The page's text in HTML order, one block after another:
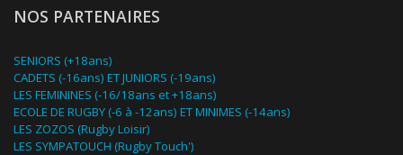
NOS PARTENAIRES
SENIORS (+18ans)
CADETS (-16ans) ET JUNIORS (-19ans)
LES FEMININES (-16/18ans et +18ans)
ECOLE DE RUGBY (-6 à -12ans) ET MINIMES (-14ans)
LES ZOZOS (Rugby Loisir)
LES SYMPATOUCH (Rugby Touch')